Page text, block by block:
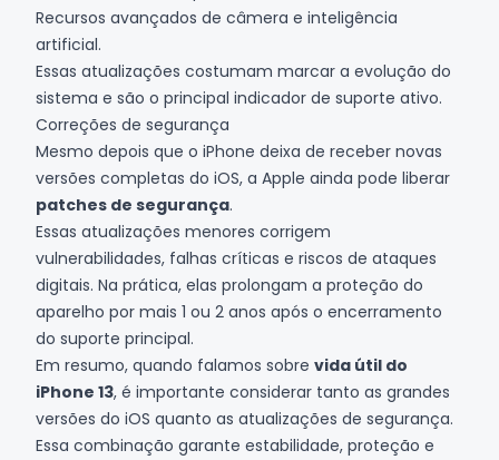
Recursos avançados de câmera e inteligência
artificial.
Essas atualizações costumam marcar a evolução do
sistema e são o principal indicador de suporte ativo.
Correções de segurança
Mesmo depois que o iPhone deixa de receber novas
versões completas do iOS, a Apple ainda pode liberar
patches de segurança.
Essas atualizações menores corrigem
vulnerabilidades, falhas críticas e riscos de ataques
digitais. Na prática, elas prolongam a proteção do
aparelho por mais 1 ou 2 anos após o encerramento
do suporte principal.
Em resumo, quando falamos sobre vida útil do
iPhone 13, é importante considerar tanto as grandes
versões do iOS quanto as atualizações de segurança.
Essa combinação garante estabilidade, proteção e